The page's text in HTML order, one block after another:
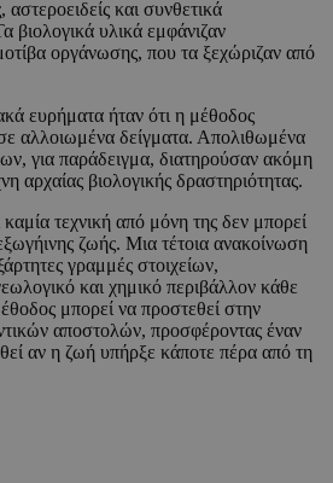
και συνθετικά
βιολογικά υλικά εμφάνιζαν
οργάνωσης, που τα ξεχώριζαν από
ευρήματα ήταν ότι η μέθοδος
αλλοιωμένα δείγματα. Απολιθωμένα
για παράδειγμα, διατηρούσαν ακόμη
αρχαίας βιολογικής δραστηριότητας.
καμία τεχνική από μόνη της δεν μπορεί
ζωής. Μια τέτοια ανακοίνωση
γραμμές στοιχείων,
και χημικό περιβάλλον κάθε
μπορεί να προστεθεί στην
αποστολών, προσφέροντας έναν
αν η ζωή υπήρξε κάποτε πέρα από τη